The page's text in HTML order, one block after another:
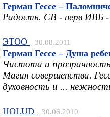
Герман Гессе –
Радость. СВ - нерв ИВБ -
ЭТОО 30.08.2011
Герман Гессе – Душа
Чистота и
Магия совершенства.
духовность и ...
HOLUD 30.06.2010